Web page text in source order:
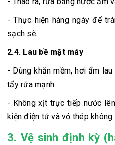
- Thực hiện hàng ngày để
sạch sẽ.
2.4. Lau bề mặt máy
- Dùng khăn mềm, hơi ẩm
tẩy rửa mạnh.
- Không xịt trực tiếp nước
kiện điện tử và vỏ thép không
3. Vệ sinh định kỳ